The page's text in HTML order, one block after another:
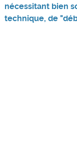
nécessitant bien
technique, de